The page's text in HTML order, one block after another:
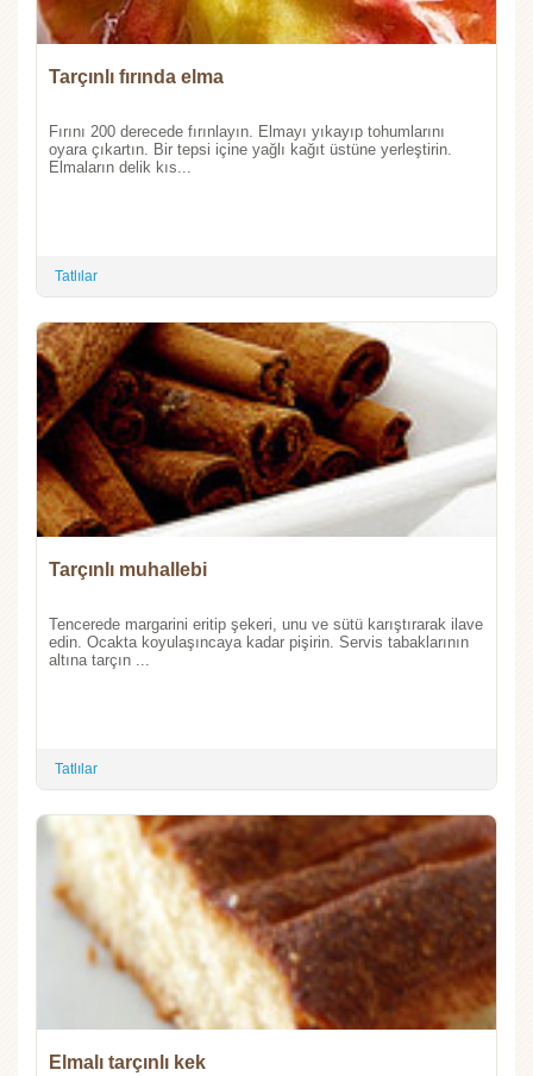
Tarçınlı fırında elma
Fırını 200 derecede fırınlayın. Elmayı yıkayıp tohumlarını
oyara çıkartın. Bir tepsi içine yağlı kağıt üstüne yerleştirin.
Elmaların delik kıs...
Tatlılar
Tarçınlı muhallebi
Tencerede margarini eritip şekeri, unu ve sütü karıştırarak ilave
edin. Ocakta koyulaşıncaya kadar pişirin. Servis tabaklarının
altına tarçın ...
Tatlılar
Elmalı tarçınlı kek